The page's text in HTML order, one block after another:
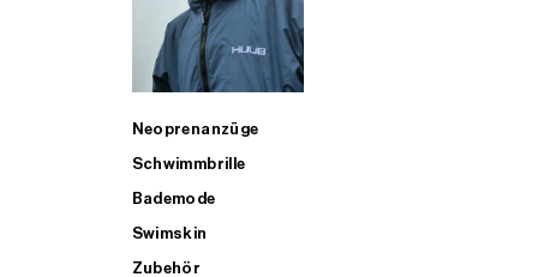
Neoprenanzüge
Schwimmbrille
Bademode
Swimskin
Zubehör